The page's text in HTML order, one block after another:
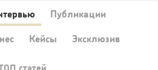
Публикации
Кейсы Эксклюзив
статей